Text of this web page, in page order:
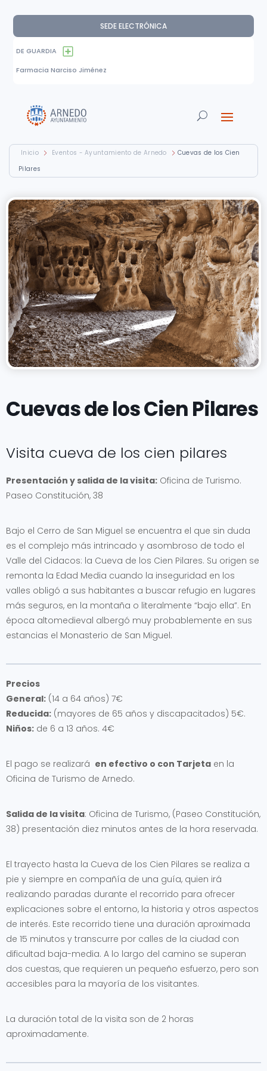
SEDE ELECTRÓNICA
DE GUARDIA
Farmacia Narciso Jiménez
Inicio Eventos - Ayuntamiento de Arnedo
Cuevas de los Cien
Pilares
Cuevas de los Cien Pilares
Visita cueva de los cien pilares
Presentación y salida de la visita: Oficina de Turismo.
Paseo Constitución, 38
Bajo el Cerro de San Miguel se encuentra el que sin duda
es el complejo más intrincado y asombroso de todo el
Valle del Cidacos: la Cueva de los Cien Pilares. Su origen se
remonta la Edad Media cuando la inseguridad en los
valles obligó a sus habitantes a buscar refugio en lugares
más seguros, en la montaña o literalmente “bajo ella”. En
época altomedieval albergó muy probablemente en sus
estancias el Monasterio de San Miguel.
Precios
General: (14 a 64 años) 7€
Reducida: (mayores de 65 años y discapacitados) 5€.
Niños: de 6 a 13 años. 4€
El pago se realizará en efectivo o con Tarjeta en la
Oficina de Turismo de Arnedo.
Salida de la visita: Oficina de Turismo, (Paseo Constitución,
38) presentación diez minutos antes de la hora reservada.
El trayecto hasta la Cueva de los Cien Pilares se realiza a
pie y siempre en compañía de una guía, quien irá
realizando paradas durante el recorrido para ofrecer
explicaciones sobre el entorno, la historia y otros aspectos
de interés. Este recorrido tiene una duración aproximada
de 15 minutos y transcurre por calles de la ciudad con
dificultad baja-media. A lo largo del camino se superan
dos cuestas, que requieren un pequeño esfuerzo, pero son
accesibles para la mayoría de los visitantes.
La duración total de la visita son de 2 horas
aproximadamente.